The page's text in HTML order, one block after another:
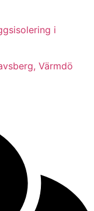
i
Värmdö